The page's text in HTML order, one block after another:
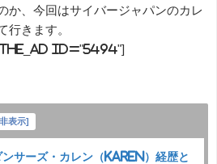
か、今回はサイバージャパンのカレ
行きます。
id="5494"]
非表示]
サーズ・カレン（KAREN）経歴と